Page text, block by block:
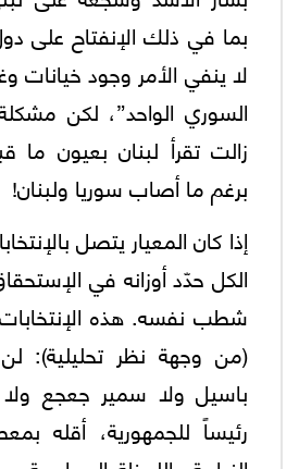
بما في ذلك الإنفتاح على
لا ينفي الأمر وجود خيانات
السوري الواحد”، لكن
برغم ما أصاب سوريا ولبنان!
إذا كان المعيار يتصل
الكل حدّد أوزانه في
شطب نفسه. هذه الإنتخابات
(من وجهة نظر تحليلية):
باسيل ولا سمير جعجع
رئيساً للجمهورية، أقله